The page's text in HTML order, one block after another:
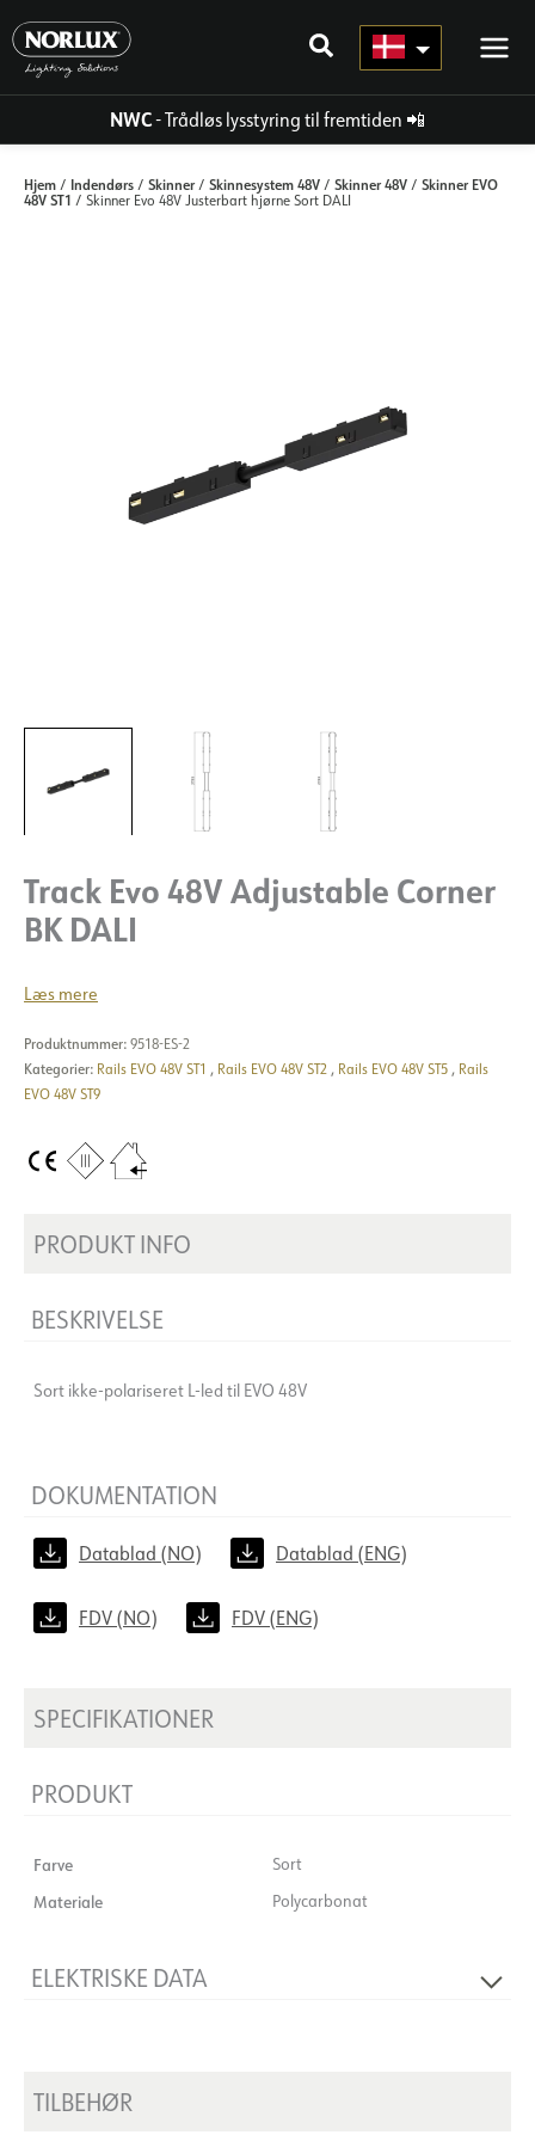
indhold
NWC- Trådløs lysstyring til fremtiden 📲
Hjem / Indendørs / Skinner/ Skinnesystem 48V / Skinner 48V / Skinner EVO
48V ST1 / Skinner Evo 48V Justerbart hjørne Sort DALI
Track Evo 48V Adjustable Corner
BK DALI
Læs mere
Produktnummer: 9518-ES-2
Kategorier: Rails EVO 48V ST1 , Rails EVO 48V ST2 , Rails EVO 48V ST5 , Rails
EVO 48V ST9
PRODUKT INFO
BESKRIVELSE
Sort ikke-polariseret L-led til EVO 48V
DOKUMENTATION
Datablad (NO) Datablad (ENG)
FDV (NO) FDV (ENG)
SPECIFIKATIONER
PRODUKT
Farve Sort
Materiale Polycarbonat
ELEKTRISKE DATA
TILBEHØR